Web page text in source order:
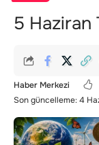
5 Haziran
Son güncelleme: 4
Haber Merkezi